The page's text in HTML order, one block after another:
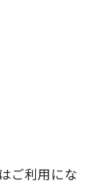
ご利用にな